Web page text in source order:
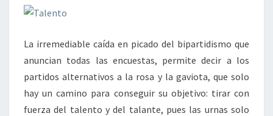
La irremediable caída en picado del bipartidismo que
anuncian todas las encuestas, permite decir a los
partidos alternativos a la rosa y la gaviota, que solo
hay un camino para conseguir su objetivo: tirar con
fuerza del talento y del talante, pues las urnas solo